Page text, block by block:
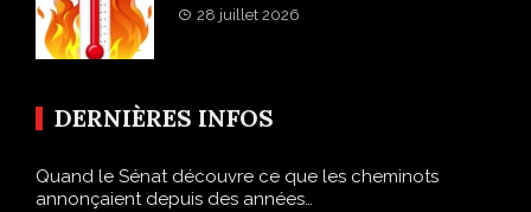
28 juillet 2026
DERNIÈRES INFOS
Quand le Sénat découvre ce que les cheminots
annonçaient depuis des années…